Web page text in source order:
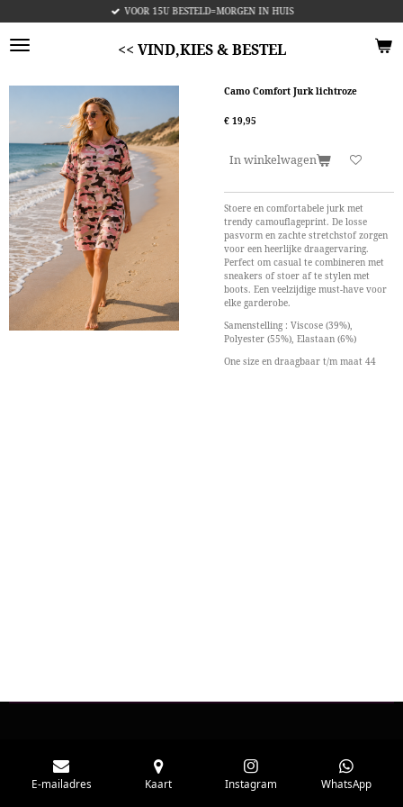
naar
<< VIND,KIES & BESTEL
VOOR 15U BESTELD=MORGEN IN HUIS
Camo Comfort Jurk lichtroze
€ 19,95
In winkelwagen
Stoere en comfortabele jurk met
trendy camouflageprint. De losse
pasvorm en zachte stretchstof zorgen
voor een heerlijke draagervaring.
Perfect om casual te combineren met
sneakers of stoer af te stylen met
boots. Een veelzijdige must-have voor
elke garderobe.
Samenstelling : Viscose (39%),
Polyester (55%), Elastaan ​​(6%)
One size en draagbaar t/m maat 44
E-mailadres Kaart Instagram WhatsApp